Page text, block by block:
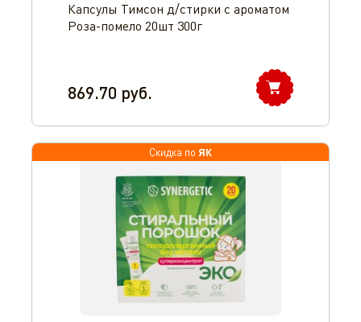
Капсулы Тимсон д/стирки с ароматом
Роза-помело 20шт 300г
869.70 руб.
Скидка по ЯК